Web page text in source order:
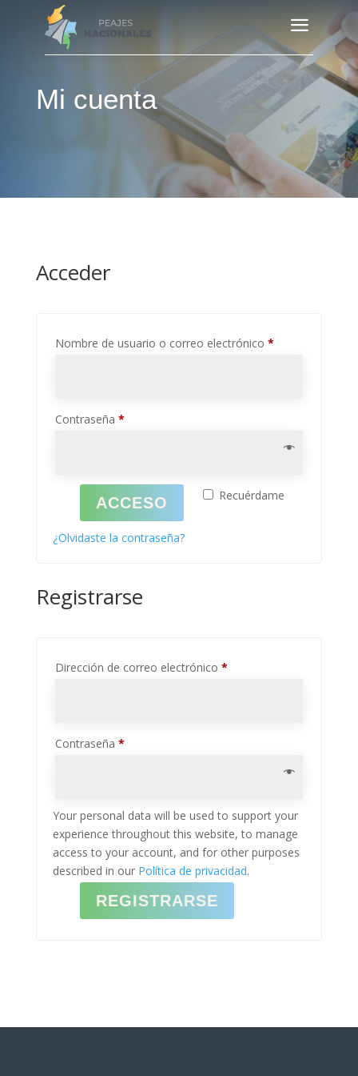
a
Mi cuenta
Acceder
Nombre de usuario o correo electrónico *Obligatorio
Contraseña *Obligatorio
Recuérdame
ACCESO
¿Olvidaste la contraseña?
Registrarse
Dirección de correo electrónico *Obligatorio
Contraseña *Obligatorio
Your personal data will be used to support your
experience throughout this website, to manage
access to your account, and for other purposes
described in our Política de privacidad.
REGISTRARSE